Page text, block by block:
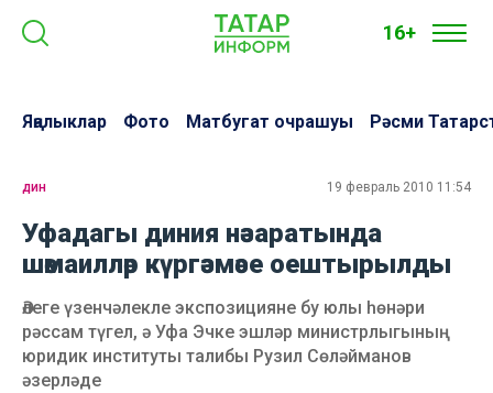
16+
Яңалыклар Фото Матбугат очрашуы Рәсми
дин 19 февраль 2010 11:54
Уфадагы диния нәзаратында
шәмаилләр күргәзмәсе оештырылды
Әлеге үзенчәлекле экспозицияне бу юлы һөнәри
рәссам түгел, ә Уфа Эчке эшләр министрлыгының
юридик институты талибы Рузил Сөләйманов
әзерләде